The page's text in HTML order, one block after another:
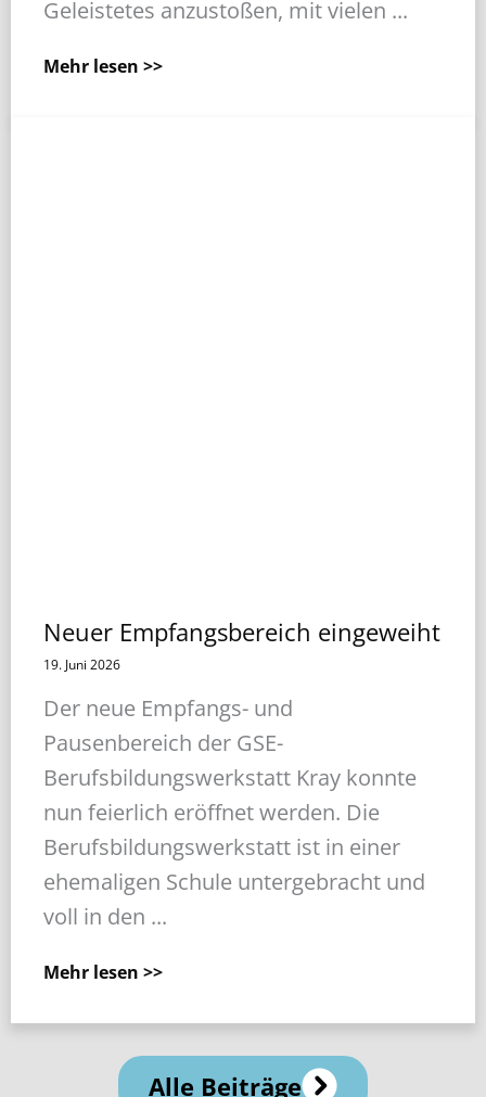
Geleistetes anzustoßen, mit vielen ...
Mehr lesen >>
Neuer Empfangsbereich eingeweiht
19. Juni 2026
Der neue Empfangs- und
Pausenbereich der GSE-
Berufsbildungswerkstatt Kray konnte
nun feierlich eröffnet werden. Die
Berufsbildungswerkstatt ist in einer
ehemaligen Schule untergebracht und
voll in den ...
Mehr lesen >>
Alle Beiträge